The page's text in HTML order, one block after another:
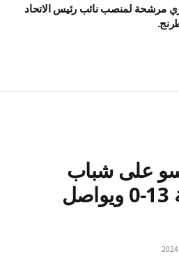
مرشحة لمنصب نائب رئيس الاتحاد
على شباب
المحمدية بنتيجة 13-0 ويواصل